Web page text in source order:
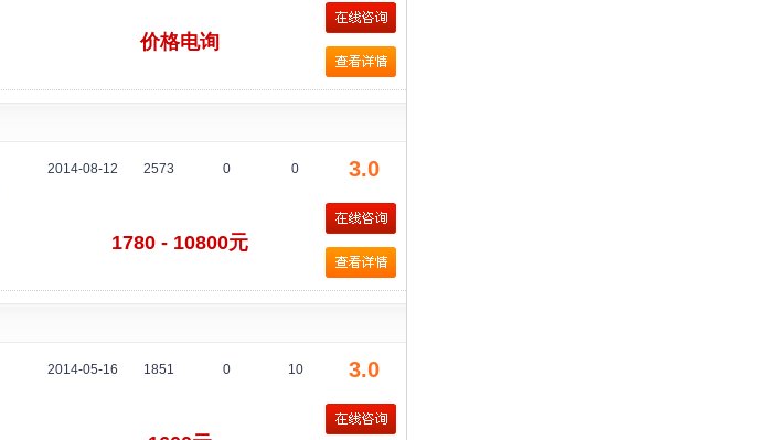
价格电询
2014-08-12 2573 0 0 3.0
1780 - 10800元
2014-05-16 1851 0 10 3.0